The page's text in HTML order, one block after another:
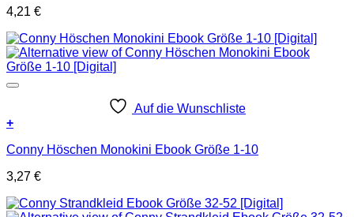
4,21 €
Auf die Wunschliste
+
Conny Höschen Monokini Ebook Größe 1-10
3,27 €